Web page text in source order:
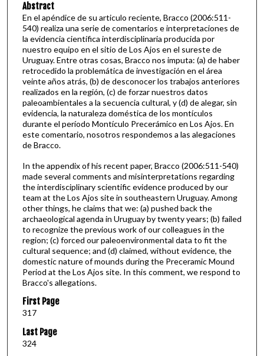
Abstract
En el apéndice de su articulo reciente, Bracco (2006:511-
540) realiza una serie de comentarios e interpretaciones de
la evidencia científica interdisciplinaria producida por
nuestro equipo en el sitio de Los Ajos en el sureste de
Uruguay. Entre otras cosas, Bracco nos imputa: (a) de haber
retrocedido la problemática de investigación en el área
veinte años atrás, (b) de desconocer los trabajos anteriores
realizados en la región, (c) de forzar nuestros datos
paleoambientales a la secuencia cultural, y (d) de alegar, sin
evidencia, la naturaleza doméstica de los montículos
durante el período Montículo Precerámico en Los Ajos. En
este comentario, nosotros respondemos a las alegaciones
de Bracco.
In the appendix of his recent paper, Bracco (2006:511-540)
made several comments and misinterpretations regarding
the interdisciplinary scientific evidence produced by our
team at the Los Ajos site in southeastern Uruguay. Among
other things, he claims that we: (a) pushed back the
archaeological agenda in Uruguay by twenty years; (b) failed
to recognize the previous work of our colleagues in the
region; (c) forced our paleoenvironmental data to fit the
cultural sequence; and (d) claimed, without evidence, the
domestic nature of mounds during the Preceramic Mound
Period at the Los Ajos site. In this comment, we respond to
Bracco's allegations.
First Page
317
Last Page
324